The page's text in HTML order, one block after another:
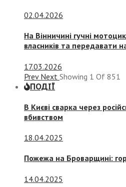
02.04.2026
На Вінничині гучні
власників та передавати
17.03.2026
Prev Next Showing 1 Of 851
ПОДІЇ
В Києві сварка через
вбивством
18.04.2025
Пожежа на Броварщині:
14.04.2025